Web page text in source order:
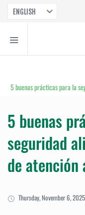
ENGLISH
5 buenas prácticas para la
5 buenas
seguridad
de
Thursday, November 6, 2025